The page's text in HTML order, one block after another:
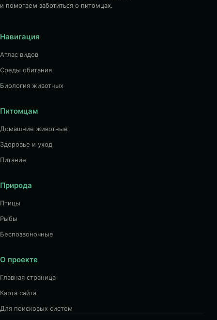
и помогаем заботиться о питомцах.
Навигация
Атлас видов
Среды обитания
Биология животных
Питомцам
Домашние животные
Здоровье и уход
Питание
Природа
Птицы
Рыбы
Беспозвоночные
О проекте
Главная страница
Карта сайта
Для поисковых систем